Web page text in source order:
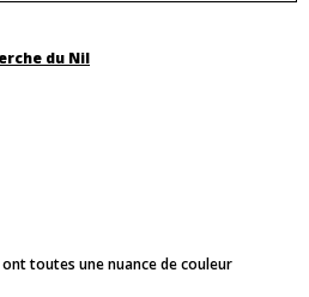
du Nil
toutes une nuance de couleur